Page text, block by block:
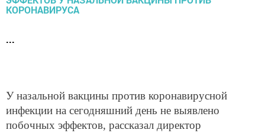
...
У назальной вакцины против коронавирусной
инфекции на сегодняшний день не выявлено
побочных эффектов, рассказал директор